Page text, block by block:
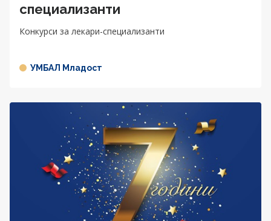
специализанти
Конкурси за лекари-специализанти
УМБАЛ Младост